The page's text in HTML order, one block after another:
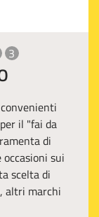
3
il "fai da
di
sui
scelta di
altri marchi